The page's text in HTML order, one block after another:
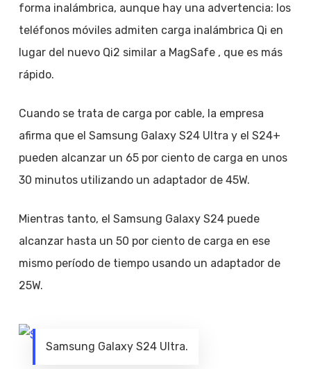
forma inalámbrica, aunque hay una advertencia: los
teléfonos móviles admiten carga inalámbrica Qi en
lugar del nuevo Qi2 similar a MagSafe , que es más
rápido.
Cuando se trata de carga por cable, la empresa
afirma que el Samsung Galaxy S24 Ultra y el S24+
pueden alcanzar un 65 por ciento de carga en unos
30 minutos utilizando un adaptador de 45W.
Mientras tanto, el Samsung Galaxy S24 puede
alcanzar hasta un 50 por ciento de carga en ese
mismo período de tiempo usando un adaptador de
25W.
Samsung Galaxy S24 Ultra.